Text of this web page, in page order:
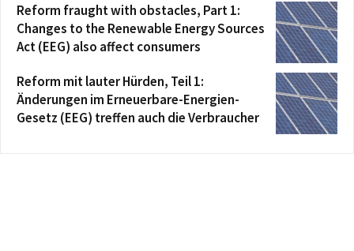
Reform fraught with obstacles, Part 1:
Changes to the Renewable Energy Sources
Act (EEG) also affect consumers
Reform mit lauter Hürden, Teil 1:
Änderungen im Erneuerbare-Energien-
Gesetz (EEG) treffen auch die Verbraucher